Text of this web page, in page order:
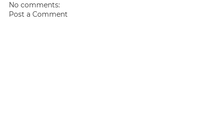
No comments:
Post a Comment